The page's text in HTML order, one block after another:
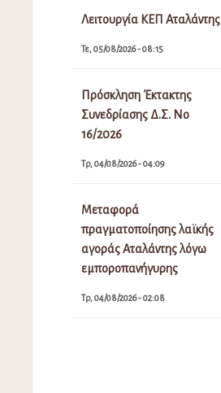
Λειτουργία ΚΕΠ Αταλάντης
Τε, 05/08/2026 - 08:15
Πρόσκληση Έκτακτης
Συνεδρίασης Δ.Σ. Νο
16/2026
Τρ, 04/08/2026 - 04:09
Μεταφορά
πραγματοποίησης λαϊκής
αγοράς Αταλάντης λόγω
εμποροπανήγυρης
Τρ, 04/08/2026 - 02:08